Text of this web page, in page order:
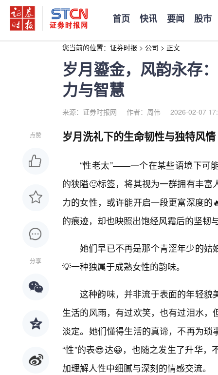
首页 快讯 要闻 股市
您当前的位置： 证券时报 > 公司 > 正文
岁月鎏金，风韵永存
力与智慧
来源：证券时报网 作者：周伟 2026-02-07
点赞
分享
岁月洗礼下的生命韧性与独特风情
“性老太”——一个在某些语境下可
的狭隘🙂标签，将其视为一群拥有丰
力的女性，或许能开启一段更富深度
的痕迹，却也映照出饱经风霜后的坚韧
她们早已不再是那个青涩年少的姑
💡一种独属于成熟女性的韵味。
这种韵味，并非流于表面的年轻貌
生活的风雨，有过欢笑，也有过泪水
淡定。她们懂得生活的真谛，不再为
“性”的表😎达😀，也随之发生了升华
加理解人性中细腻与深刻的情感交流。